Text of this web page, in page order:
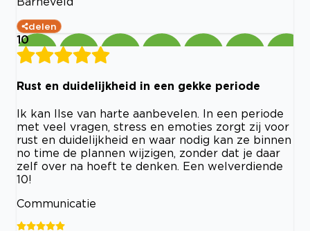
delen
10
Rust en duidelijkheid in een gekke periode
Ik kan Ilse van harte aanbevelen. In een periode
met veel vragen, stress en emoties zorgt zij voor
rust en duidelijkheid en waar nodig kan ze binnen
no time de plannen wijzigen, zonder dat je daar
zelf over na hoeft te denken. Een welverdiende
10!
Communicatie